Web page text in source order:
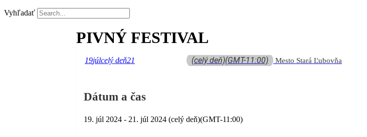
Vyhľadať
PIVNÝ FESTIVAL
19júlcelý deň21 (celý deň)(GMT-11:00) Mesto Stará Ľubovňa
Dátum a čas
19. júl 2024 - 21. júl 2024 (celý deň)(GMT-11:00)